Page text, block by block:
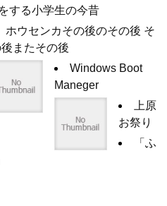
する小学生の今昔
ホウセンカその後のその後 そ
またその後
Windows Boot
Maneger
上原
お祭り
「ふ